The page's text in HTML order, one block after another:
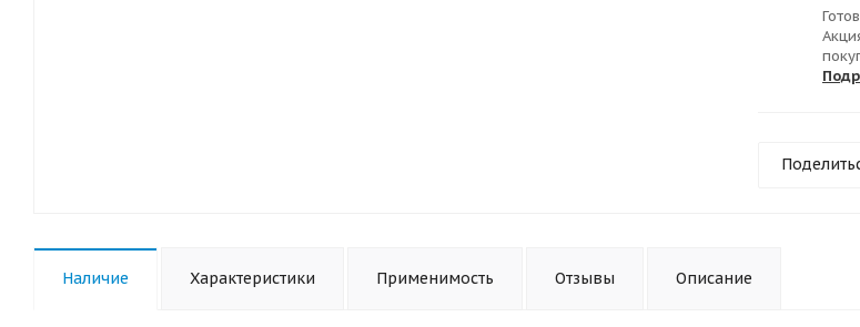
Наличие Характеристики Применимость Отзывы Описание